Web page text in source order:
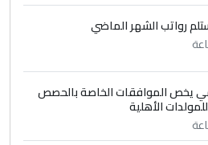
رواتب الشهر الماضي
يخص الموافقات الخاصة بالحصص
الأهلية